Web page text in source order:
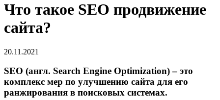
Что такое SEO продвижение
сайта?
20.11.2021
SEO (англ. Search Engine Optimization) – это
комплекс мер по улучшению сайта для его
ранжирования в поисковых системах.